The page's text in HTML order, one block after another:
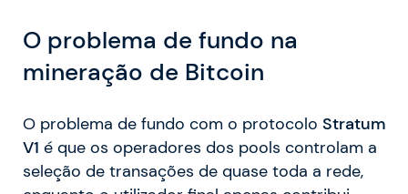
O problema de fundo na
mineração de Bitcoin
O problema de fundo com o protocolo Stratum
V1 é que os operadores dos pools controlam a
seleção de transações de quase toda a rede,